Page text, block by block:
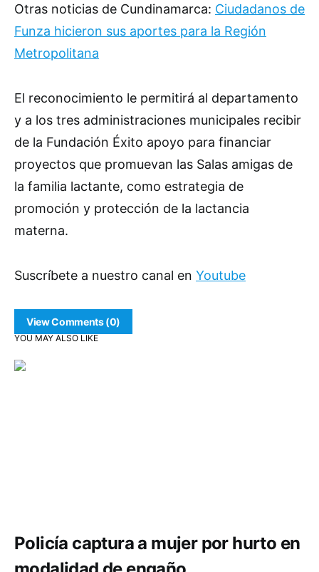
Otras noticias de Cundinamarca: Ciudadanos de
Funza hicieron sus aportes para la Región
Metropolitana
El reconocimiento le permitirá al departamento
y a los tres administraciones municipales recibir
de la Fundación Éxito apoyo para financiar
proyectos que promuevan las Salas amigas de
la familia lactante, como estrategia de
promoción y protección de la lactancia
materna.
Suscríbete a nuestro canal en Youtube
View Comments (0)
YOU MAY ALSO LIKE
Policía captura a mujer por hurto en